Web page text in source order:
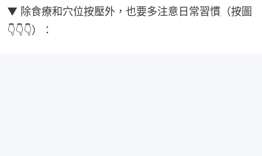
▼ 除食療和穴位按壓外，也要多注意日常習慣（按圖
👇👇👇）：